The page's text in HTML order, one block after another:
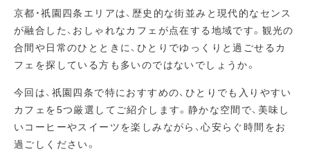
京都・祇園四条エリアは、歴史的な街並みと現代的なセンス
が融合した、おしゃれなカフェが点在する地域です。 観光の
合間や日常のひとときに、ひとりでゆっくりと過ごせるカ
フェを探している方も多いのではないでしょうか。
今回は、祇園四条で特におすすめの、ひとりでも入りやすい
カフェを5つ厳選してご紹介します。 静かな空間で、美味し
いコーヒーやスイーツを楽しみながら、心安らぐ時間をお
過ごしください。